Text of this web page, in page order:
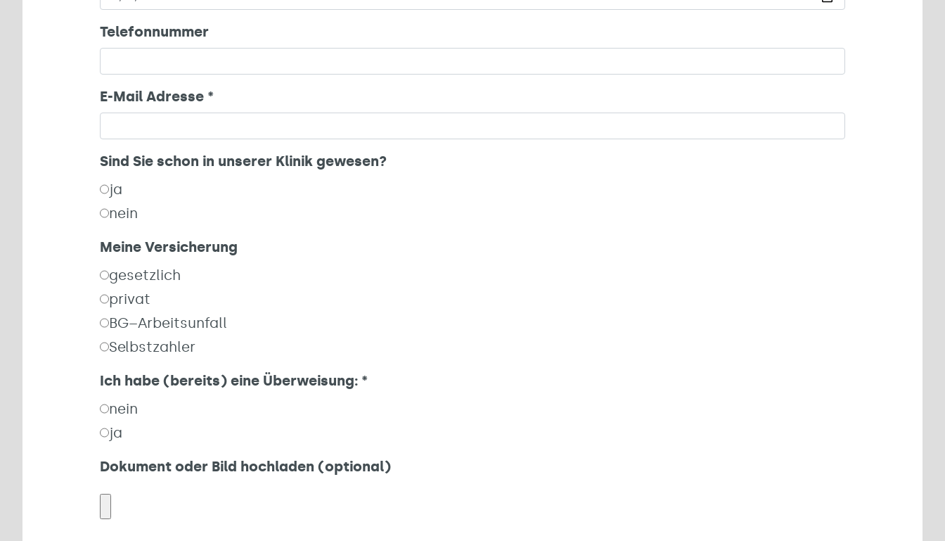
Telefonnummer
E-Mail Adresse *
Sind Sie schon in unserer Klinik gewesen?
ja
nein
Meine Versicherung
gesetzlich
privat
BG–Arbeitsunfall
Selbstzahler
Ich habe (bereits) eine Überweisung: *
nein
ja
Dokument oder Bild hochladen (optional)